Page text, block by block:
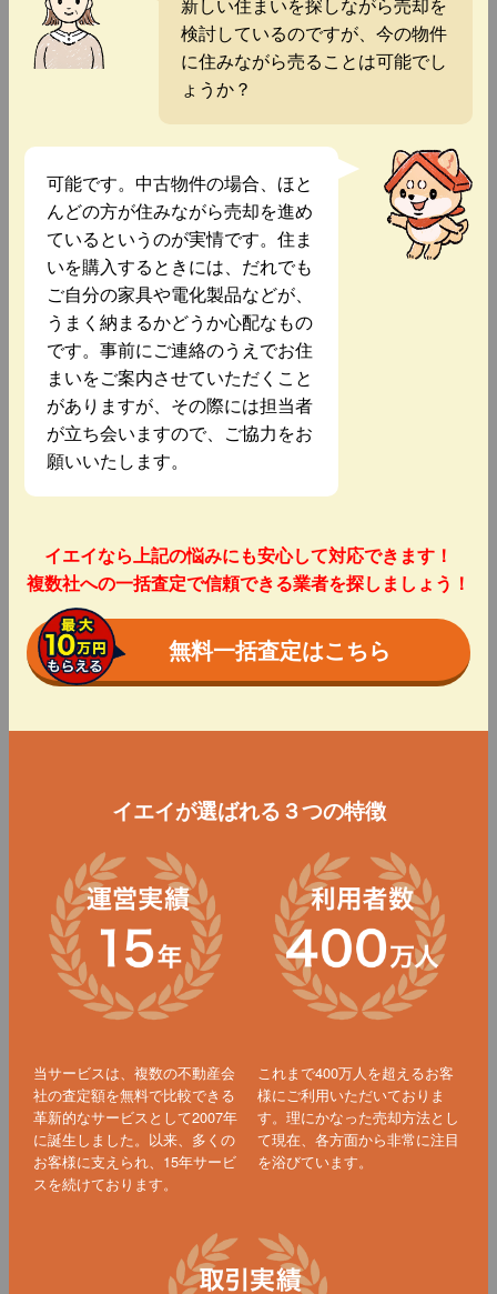
検討しているのですが、今の物件
に住みながら売ることは可能でし
ょうか？
可能です。中古物件の場合、ほと
んどの方が住みながら売却を進め
ているというのが実情です。住ま
いを購入するときには、だれでも
ご自分の家具や電化製品などが、
うまく納まるかどうか心配なもの
です。事前にご連絡のうえでお住
まいをご案内させていただくこと
がありますが、その際には担当者
が立ち会いますので、ご協力をお
願いいたします。
イエイなら上記の悩みにも安心して対応できます！
複数社への一括査定で信頼できる業者を探しましょう！
無料一括査定はこちら
イエイが選ばれる３つの特徴
当サービスは、複数の不動産会
社の査定額を無料で比較できる
革新的なサービスとして2007年
に誕生しました。以来、多くの
お客様に支えられ、15年サービ
スを続けております。
これまで400万人を超えるお客
様にご利用いただいておりま
す。理にかなった売却方法とし
て現在、各方面から非常に注目
を浴びています。